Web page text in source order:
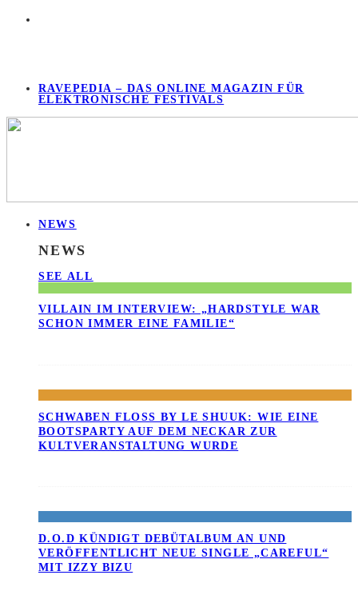
RAVEPEDIA – DAS ONLINE MAGAZIN FÜR
ELEKTRONISCHE FESTIVALS
NEWS
NEWS
SEE ALL
VILLAIN IM INTERVIEW: „HARDSTYLE WAR
SCHON IMMER EINE FAMILIE“
SCHWABEN FLOSS BY LE SHUUK: WIE EINE B
OOTSPARTY AUF DEM NECKAR ZUR K
ULTVERANSTALTUNG WURDE
D.O.D KÜNDIGT DEBÜTALBUM AN UND
VERÖFFENTLICHT NEUE SINGLE „CAREFUL“
MIT IZZY BIZU